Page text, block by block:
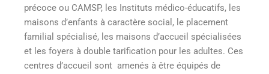
précoce ou CAMSP, les Instituts médico-éducatifs, les
maisons d’enfants à caractère social, le placement
familial spécialisé, les maisons d’accueil spécialisées
et les foyers à double tarification pour les adultes. Ces
centres d’accueil sont amenés à être équipés de